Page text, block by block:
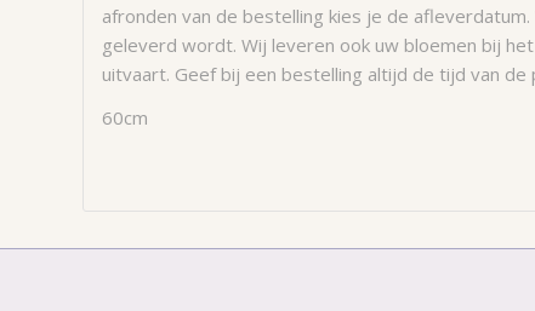
afronden van de bestelling kies je de
geleverd wordt. Wij leveren ook uw bloemen bij
uitvaart. Geef bij een bestelling altijd de tijd van
60cm